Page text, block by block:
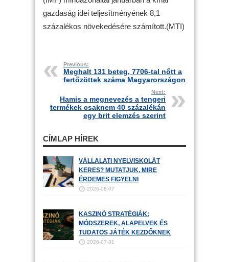
gazdaság idei teljesítményének 8,1
százalékos növekedésére számított.(MTI)
Previous:
Meghalt 131 beteg, 7706-tal nőtt a
fertőzöttek száma Magyarországon
Next:
Hamis a megnevezés a tengeri
termékek csaknem 40 százalékán
egy brit elemzés szerint
CÍMLAP HÍREK
VÁLLALATI NYELVISKOLÁT
KERES? MUTATJUK, MIRE
ÉRDEMES FIGYELNI
2026-08-07
KASZINÓ STRATÉGIÁK:
MÓDSZEREK, ALAPELVEK ÉS
TUDATOS JÁTÉK KEZDŐKNEK
2026-07-31